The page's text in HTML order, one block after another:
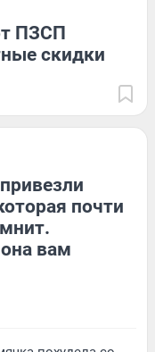
ПЗСП
скидки
почти
вам